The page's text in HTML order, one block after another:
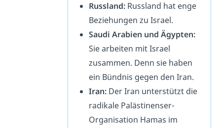
Russland:Russland hat enge
Beziehungen zu Israel.
Saudi Arabien und Ägypten:
Sie arbeiten mit Israel
zusammen. Denn sie haben
ein Bündnis gegen den Iran.
Iran:Der Iran unterstützt die
radikale Palästinenser-
Organisation Hamas im